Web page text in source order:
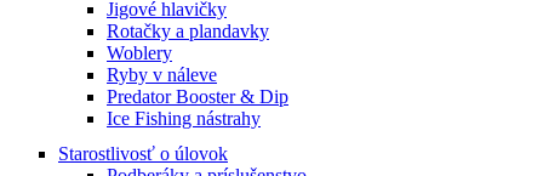
Jigové hlavičky
Rotačky a plandavky
Woblery
Ryby v náleve
Predator Booster & Dip
Ice Fishing nástrahy
Starostlivosť o úlovok